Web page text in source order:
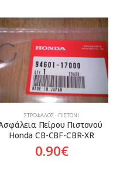
ΣΤΡΌΦΑΛΟΣ - ΠΙΣΤΌΝΙ
Πείρου Πιστονού
Honda CB-CBF-CBR-XR
0.90€